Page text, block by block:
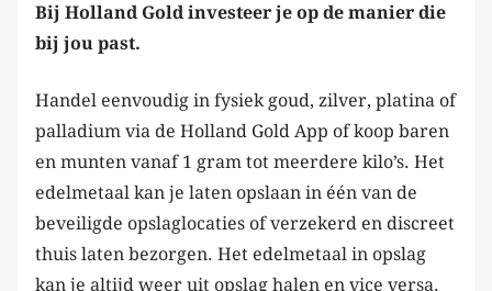
Bij Holland Gold investeer je op de manier die
bij jou past.
Handel eenvoudig in fysiek goud, zilver, platina of
palladium via de Holland Gold App of koop baren
en munten vanaf 1 gram tot meerdere kilo’s. Het
edelmetaal kan je laten opslaan in één van de
beveiligde opslaglocaties of verzekerd en discreet
thuis laten bezorgen. Het edelmetaal in opslag
kan je altijd weer uit opslag halen en vice versa.